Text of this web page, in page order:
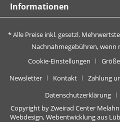
Informationen
* Alle Preise inkl. gesetzl.
Nachnahmegebühren, wenn
Cookie-Einstellungen
Newsletter
Kontakt Zahlung
Datenschutzerklärung
Copyright by Zweirad Center
Webdesign, Webentwicklung aus